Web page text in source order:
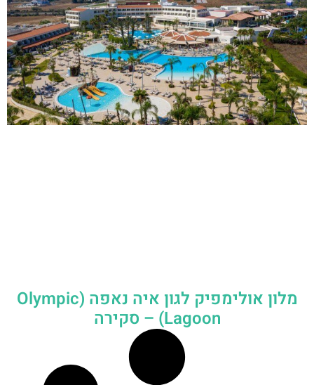
מלון אולימפיק לגון איה נאפה (Olympic
Lagoon) – סקירה